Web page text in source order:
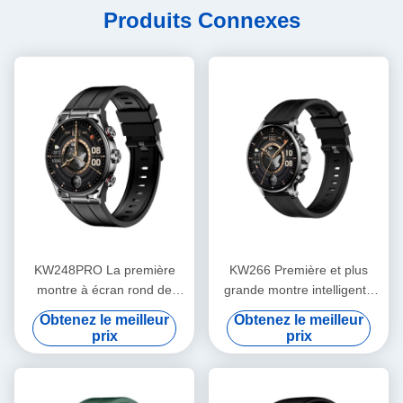
Produits Connexes
KW248PRO La première
montre à écran rond de
l'industrie
Obtenez le meilleur
prix
KW266 Première et plus
grande montre intelligente
AMOLED ronde de 1,6
pouces de l'industrie avec
appels Bluetooth et capteurs
avancés
Obtenez le meilleur
prix